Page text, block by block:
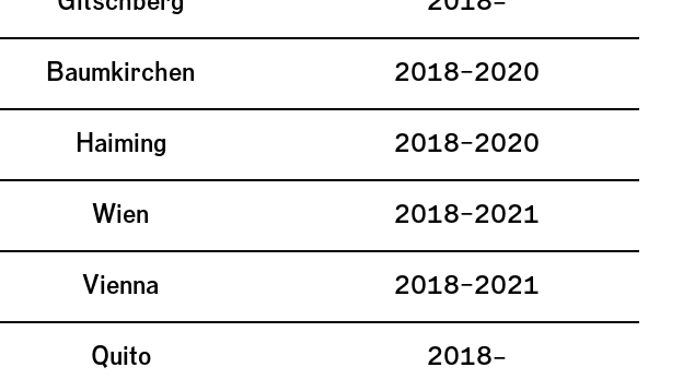
Baumkirchen 2018–2020
Haiming 2018–2020
Wien 2018–2021
Vienna 2018–2021
Quito 2018–